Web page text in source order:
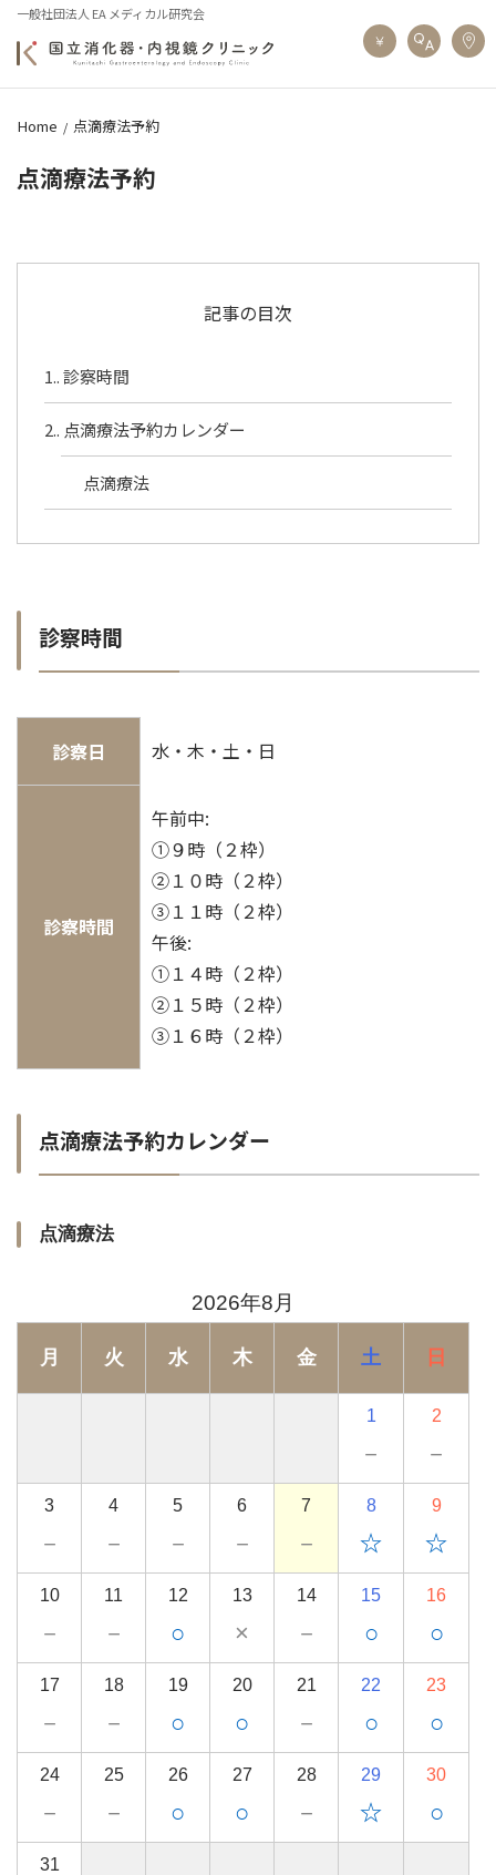
一般社団法人 EA メディカル研究会
Home 点滴療法予約
点滴療法予約
記事の目次
1. 診察時間
2. 点滴療法予約カレンダー
点滴療法
診察時間
診察日 水・木・土・日
診察時間
午前中:
①９時（２枠）
②１０時（２枠）
③１１時（２枠）
午後:
①１４時（２枠）
②１５時（２枠）
③１６時（２枠）
点滴療法予約カレンダー
点滴療法
2026年8月
月 火 水 木 金 土 日
1
－
2
－
3
－
4
－
5
－
6
－
7
－
8
☆
9
☆
10
－
11
－
12
○
13
×
14
－
15
○
16
○
17
－
18
－
19
○
20
○
21
－
22
○
23
○
24
－
25
－
26
○
27
○
28
－
29
☆
30
○
31